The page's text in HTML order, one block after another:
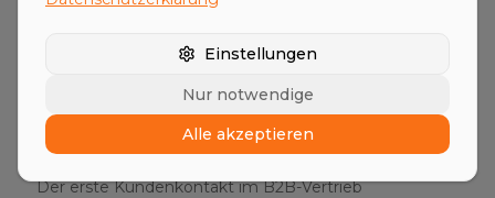
Die richtigen Ansprechpartner im B2B-Vertrieb
Erstgespräch
Der erste Kundenkontakt im B2B-Vertrieb
Einstellungen
Nur notwendige
Alle akzeptieren